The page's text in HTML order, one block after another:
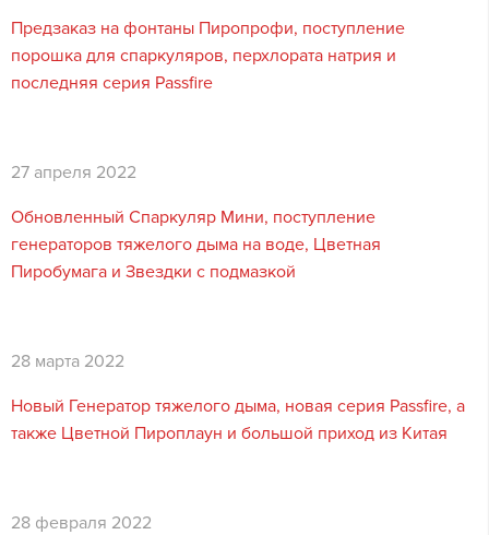
Предзаказ на фонтаны Пиропрофи, поступление
порошка для спаркуляров, перхлората натрия и
последняя серия Passfire
27 апреля 2022
Обновленный Спаркуляр Мини, поступление
генераторов тяжелого дыма на воде, Цветная
Пиробумага и Звездки с подмазкой
28 марта 2022
Новый Генератор тяжелого дыма, новая серия Passfire, а
также Цветной Пироплаун и большой приход из Китая
28 февраля 2022